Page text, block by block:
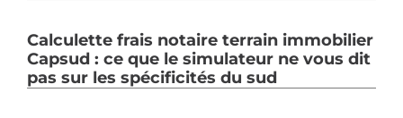
Calculette frais notaire terrain immobilier
Capsud : ce que le simulateur ne vous dit
pas sur les spécificités du sud